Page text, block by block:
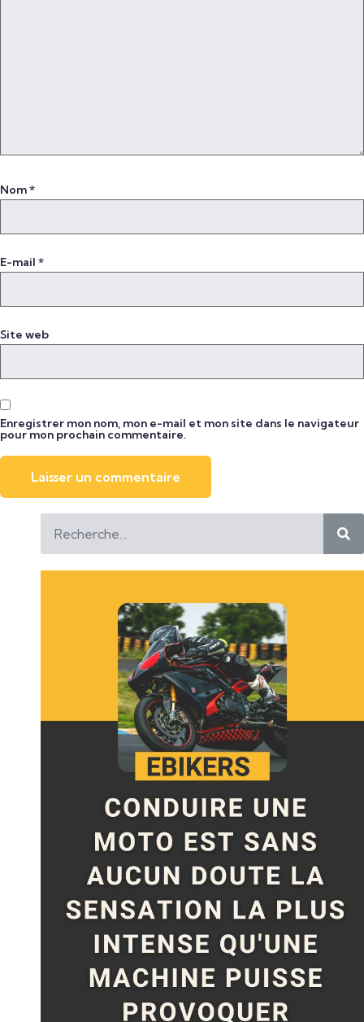
Nom*
E-mail *
Site web
Enregistrer mon nom, mon e-mail et mon site dans le navigateur
pour mon prochain commentaire.